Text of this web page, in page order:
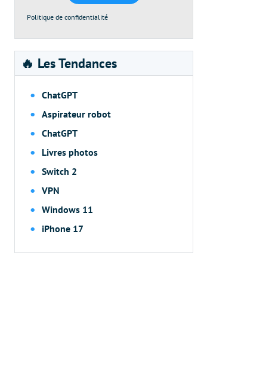
Politique de confidentialité
🔥 Les Tendances
ChatGPT
Aspirateur robot
ChatGPT
Livres photos
Switch 2
VPN
Windows 11
iPhone 17